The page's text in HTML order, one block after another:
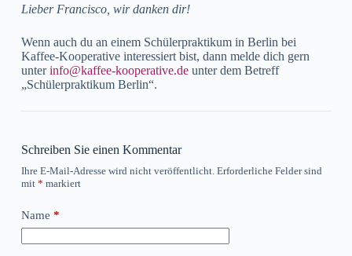
Lieber Francisco, wir danken dir!
Wenn auch du an einem Schülerpraktikum in Berlin bei
Kaffee-Kooperative interessiert bist, dann melde dich gern
unterinfo@kaffee-kooperative.deunter dem Betreff
„Schülerpraktikum Berlin“.
Schreiben Sie einen Kommentar
Ihre E-Mail-Adresse wird nicht veröffentlicht. Erforderliche Felder sind
mit * markiert
Name *